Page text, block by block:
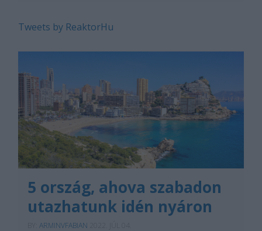
Tweets by ReaktorHu
5 ország, ahova szabadon
utazhatunk idén nyáron
ARMINVFABIAN